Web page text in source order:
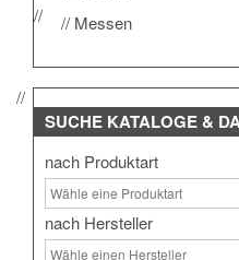
Messen
SUCHE KATALOGE &
nach Produktart
nach Hersteller